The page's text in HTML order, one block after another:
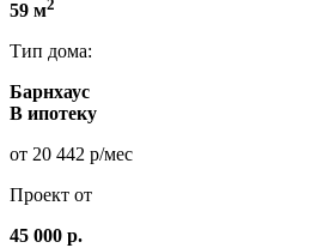
59 м2
Тип дома:
Барнхаус
В ипотеку
от 20 442 р/мес
Проект от
45 000 р.